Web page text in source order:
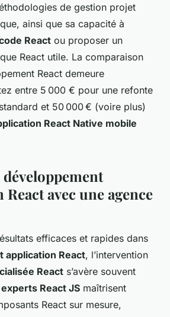
de gestion projet
ainsi que sa capacité à
React ou proposer un
React utile. La comparaison
React demeure
entre 5 000 € pour une refonte
et 50 000 € (voire plus)
React Native mobile
React avec une agence
efficaces et rapides dans
application React, l’intervention
React s’avère souvent
experts React JS maîtrisent
React sur mesure,